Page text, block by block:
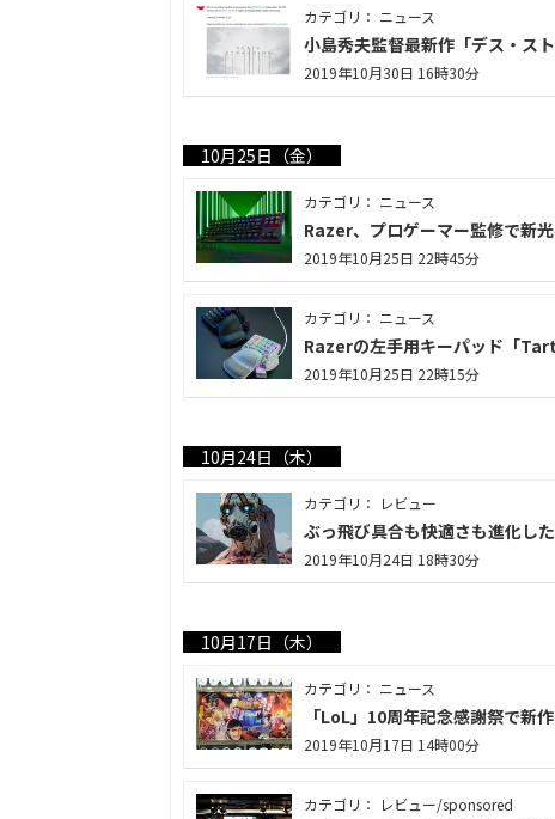
カテゴリ： ニュース
小島秀夫監督最新作「デス・ス
2019年10月30日 16時30分
10月25日（金）
カテゴリ： ニュース
Razer、プロゲーマー監修で新
2019年10月25日 22時45分
カテゴリ： ニュース
Razerの左手用キーパッド「
2019年10月25日 22時15分
10月24日（木）
カテゴリ： レビュー
ぶっ飛び具合も快適さも進化し
2019年10月24日 18時30分
10月17日（木）
カテゴリ： ニュース
「LoL」10周年記念感謝祭で新
2019年10月17日 14時00分
カテゴリ： レビュー/sponsored